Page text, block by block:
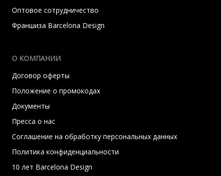
Оптовое сотрудничество
Франшиза Barcelona Design
О КОМПАНИИ
Договор оферты
Положение о промокодах
Документы
Пресса о нас
Соглашение на обработку персональных данных
Политика конфиденциальности
10 лет Barcelona Design